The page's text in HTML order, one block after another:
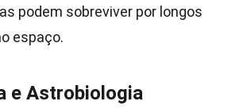
podem sobreviver por longos
espaço.
e Astrobiologia